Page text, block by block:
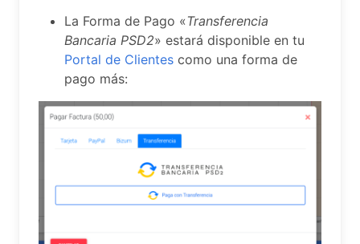
La Forma de Pago «Transferencia
Bancaria PSD2» estará disponible en tu
Portal de Clientes como una forma de
pago más: